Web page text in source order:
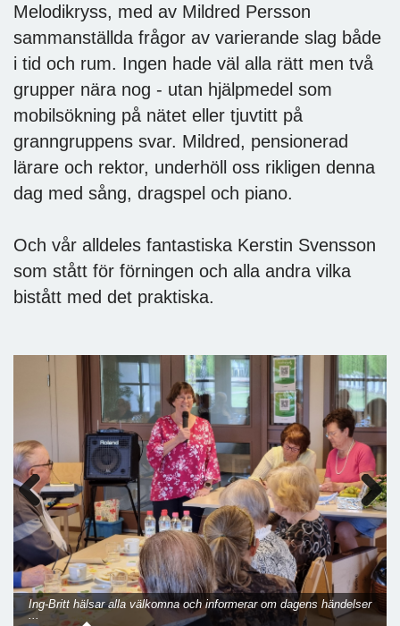
Melodikryss, med av Mildred Persson
sammanställda frågor av varierande slag både
i tid och rum. Ingen hade väl alla rätt men två
grupper nära nog - utan hjälpmedel som
mobilsökning på nätet eller tjuvtitt på
granngruppens svar. Mildred, pensionerad
lärare och rektor, underhöll oss rikligen denna
dag med sång, dragspel och piano.
Och vår alldeles fantastiska Kerstin Svensson
som stått för förningen och alla andra vilka
bistått med det praktiska.
Ing-Britt hälsar alla välkomna och informerar om dagens händelser
...
Previous Next